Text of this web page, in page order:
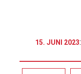
15. JUNI 2023: